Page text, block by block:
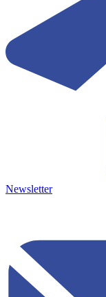
Newsletter